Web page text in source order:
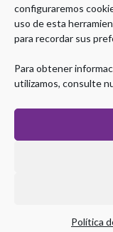
configuraremos
uso de esta
para recordar sus
Para obtener
utilizamos, consulte
Política